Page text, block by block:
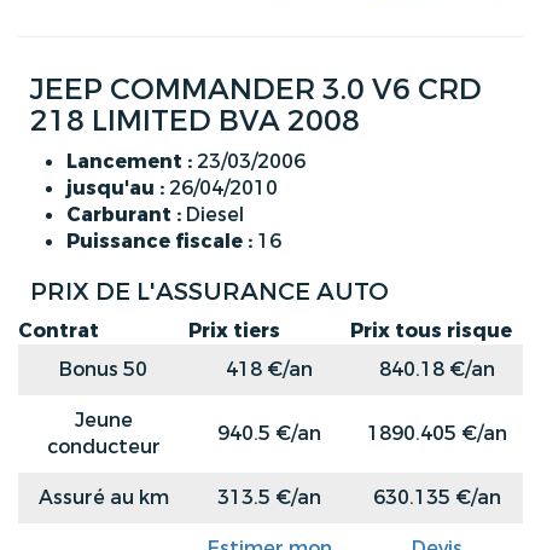
JEEP COMMANDER 3.0 V6 CRD
218 LIMITED BVA 2008
Lancement : 23/03/2006
jusqu'au : 26/04/2010
Carburant : Diesel
Puissance fiscale : 16
PRIX DE L'ASSURANCE AUTO
Contrat Prix tiers
Prix tous risque
Bonus 50
418 €/an
840.18 €/an
Jeune
conducteur
940.5 €/an 1890.405 €/an
Assuré au km 313.5 €/an 630.135 €/an